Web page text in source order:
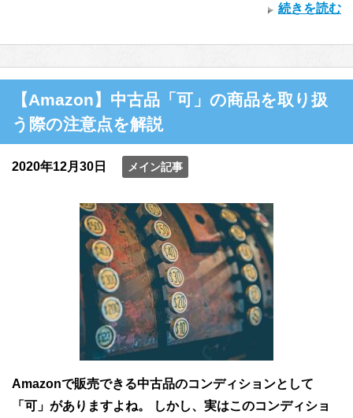
続きを読む
【Amazon】中古品「可」の商品を取り扱
う際の注意点を解説
2020年12月30日 メイン記事
Amazonで販売できる中古品のコンディションとして
「可」がありますよね。 しかし、実はこのコンディショ